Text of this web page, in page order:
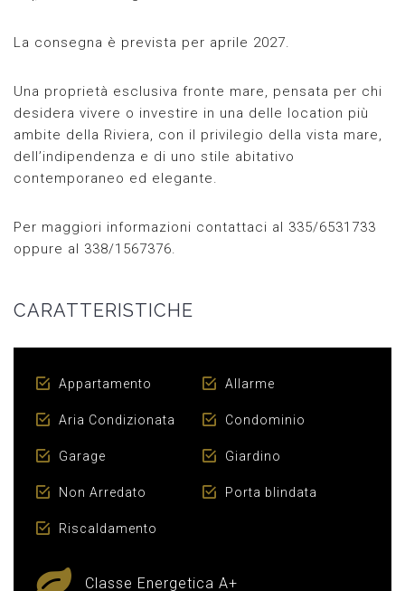
La consegna è prevista per aprile 2027.
Una proprietà esclusiva fronte mare, pensata per chi
desidera vivere o investire in una delle location più
ambite della Riviera, con il privilegio della vista mare,
dell’indipendenza e di uno stile abitativo
contemporaneo ed elegante.
Per maggiori informazioni contattaci al 335/6531733
oppure al 338/1567376.
CARATTERISTICHE
Appartamento Allarme
Aria Condizionata Condominio
Garage Giardino
Non Arredato Porta blindata
Riscaldamento
Classe Energetica A+